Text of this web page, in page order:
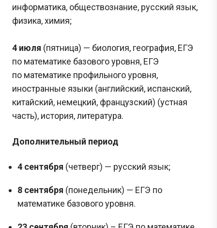
информатика, обществознание, русский язык,
физика, химия;
4 июля (пятница) — биология, география, ЕГЭ
по математике базового уровня, ЕГЭ
по математике профильного уровня,
иностранные языки (английский, испанский,
китайский, немецкий, французский) (устная
часть), история, литература.
Дополнительный период
4 сентября (четверг) — русский язык;
8 сентября (понедельник) — ЕГЭ по
математике базового уровня.